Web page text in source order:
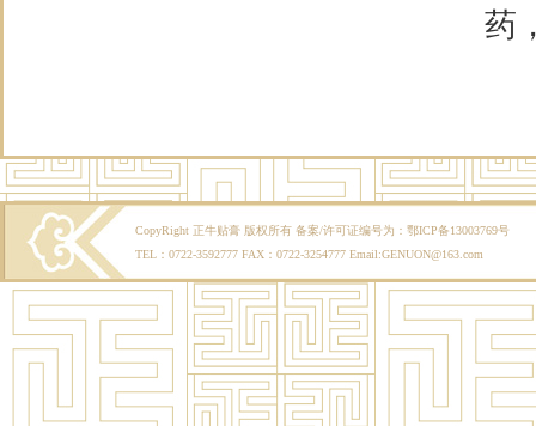
药
CopyRight 正牛贴膏 版权所有 备案/许可证编号为：鄂ICP备13003769号
TEL：0722-3592777 FAX：0722-3254777 Email:GENUON@163.com